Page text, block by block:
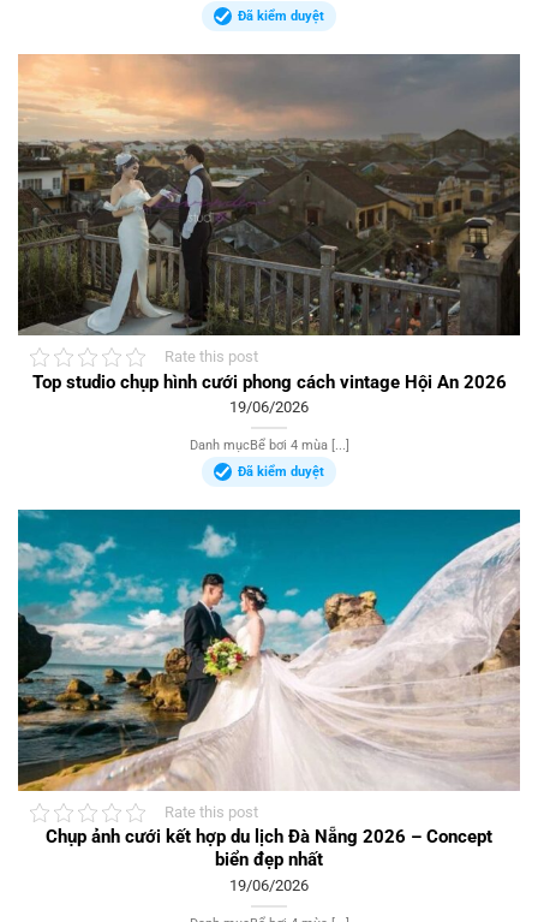
Đã kiểm duyệt
Rate this post
Top studio chụp hình cưới phong cách vintage Hội An 2026
19/06/2026
Danh mụcBể bơi 4 mùa [...]
Đã kiểm duyệt
Rate this post
Chụp ảnh cưới kết hợp du lịch Đà Nẵng 2026 – Concept
biển đẹp nhất
19/06/2026